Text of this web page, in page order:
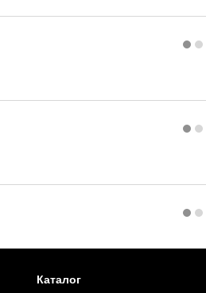
Каталог